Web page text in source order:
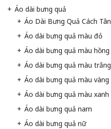
Áo dài bưng quả
Áo Dài Bưng Quả Cách Tân
Áo dài bưng quả màu đỏ
Áo dài bưng quả màu hồng
Áo dài bưng quả màu trắng
Áo dài bưng quả màu vàng
Áo dài bưng quả màu xanh
Áo dài bưng quả nam
Áo dài bưng quả nữ